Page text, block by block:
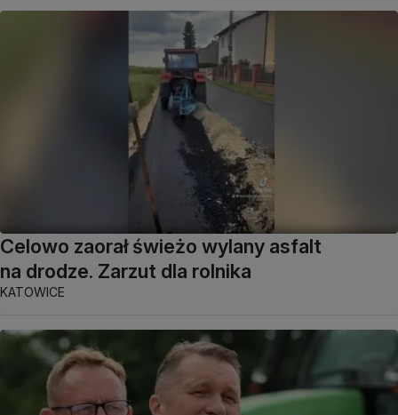
Celowo zaorał świeżo wylany asfalt
na drodze. Zarzut dla rolnika
KATOWICE